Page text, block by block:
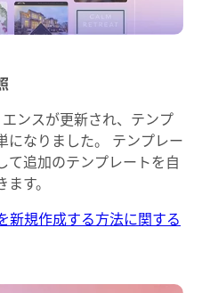
ンスが更新され、テンプ
になりました。 テンプレー
て追加のテンプレートを自
す。
新規作成する方法に関する